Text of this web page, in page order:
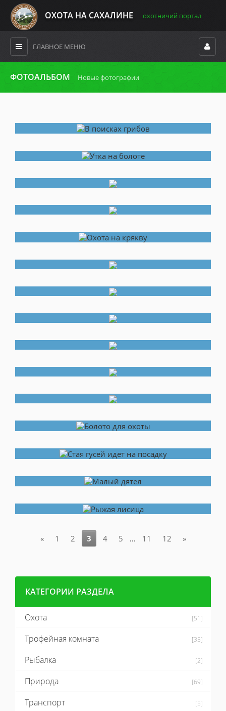
ОХОТА НА САХАЛИНЕ охотничий портал
ГЛАВНОЕ МЕНЮ
ФОТОАЛЬБОМ Новые фотографии
« 1 2 3 4 5 ... 11 12 »
КАТЕГОРИИ РАЗДЕЛА
Охота [51]
Трофейная комната [35]
Рыбалка [2]
Природа [69]
Транспорт [5]